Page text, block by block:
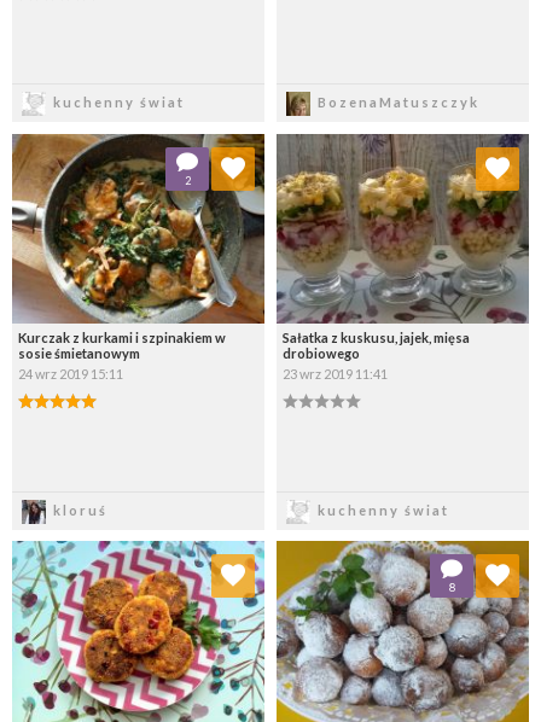
kuchenny świat BozenaMatuszczyk
Kurczak z kurkami i szpinakiem w
sosie śmietanowym
24 wrz 2019 15:11
kloruś
2
Dodaj do ulubionych
Wybierz listę:
Sałatka z kuskusu, jajek, mięsa
drobiowego
23 wrz 2019 11:41
kuchenny świat
Dodaj do ulubionych
Wybierz listę:
Dodaj do ulubionych
Wybierz listę:
8
Dodaj do ulubionych
Wybierz listę: